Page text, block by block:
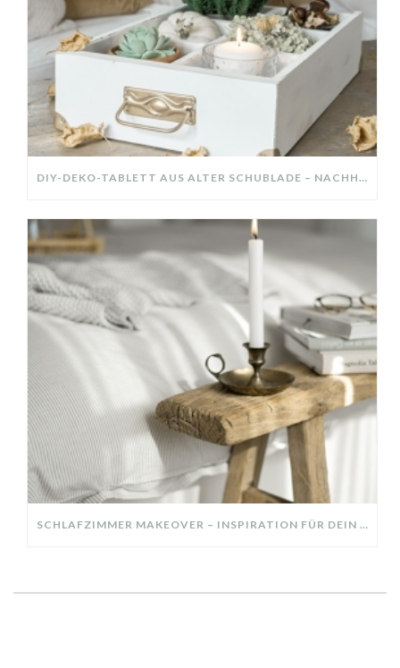
DIY-DEKO-TABLETT AUS ALTER SCHUBLADE – NACHHALTIGE HERBSTDEKO SELBER MACHEN!
SCHLAFZIMMER MAKEOVER – INSPIRATION FÜR DEIN SCHLAFZIMMER: AUS ALT MACH NEU – HELL, GEMÜTLICH UND EINLADEND